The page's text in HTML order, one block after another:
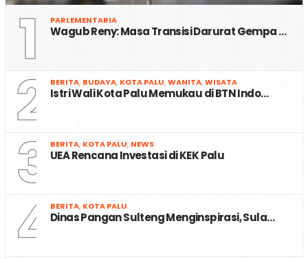
1 PARLEMENTARIA
Wagub Reny: Masa Transisi Darurat Gempa …
2 BERITA, BUDAYA, KOTA PALU,WANITA,WISATA
Istri Wali Kota Palu Memukau di BTN Indo…
3 BERITA, KOTA PALU, NEWS
UEA Rencana Investasi di KEK Palu
4 BERITA, KOTA PALU
Dinas Pangan Sulteng Menginspirasi, Sula…